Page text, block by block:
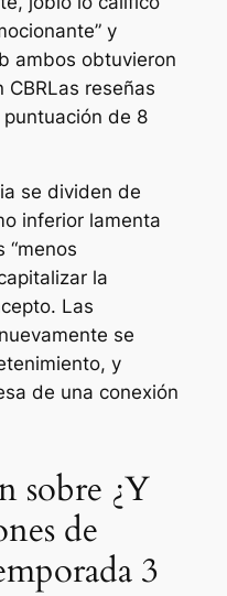
y
ambos obtuvieron
CBRLas reseñas
de 8
se dividen de
inferior lamenta
“menos
la
Las
se
y
de una conexión
sobre ¿Y
de
3